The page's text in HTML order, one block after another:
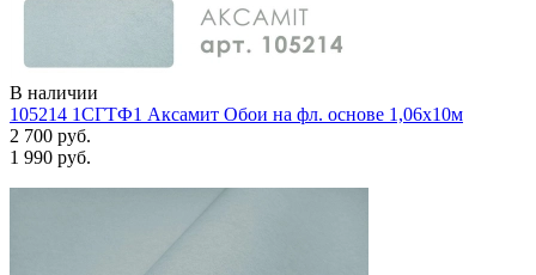
В наличии
105214 1СГТФ1 Аксамит Обои на фл. основе 1,06х10м
2 700 руб.
1 990 руб.